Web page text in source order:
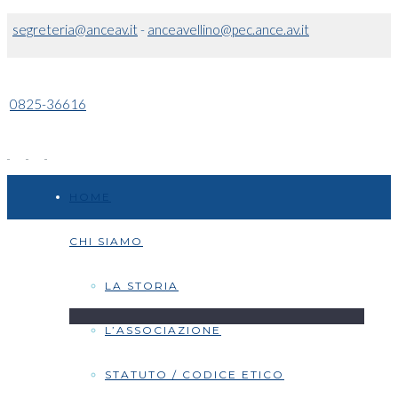
segreteria@anceav.it- anceavellino@pec.ance.av.it
0825-36616
CHI SIAMO
LA STORIA
L’ASSOCIAZIONE
STATUTO / CODICE ETICO